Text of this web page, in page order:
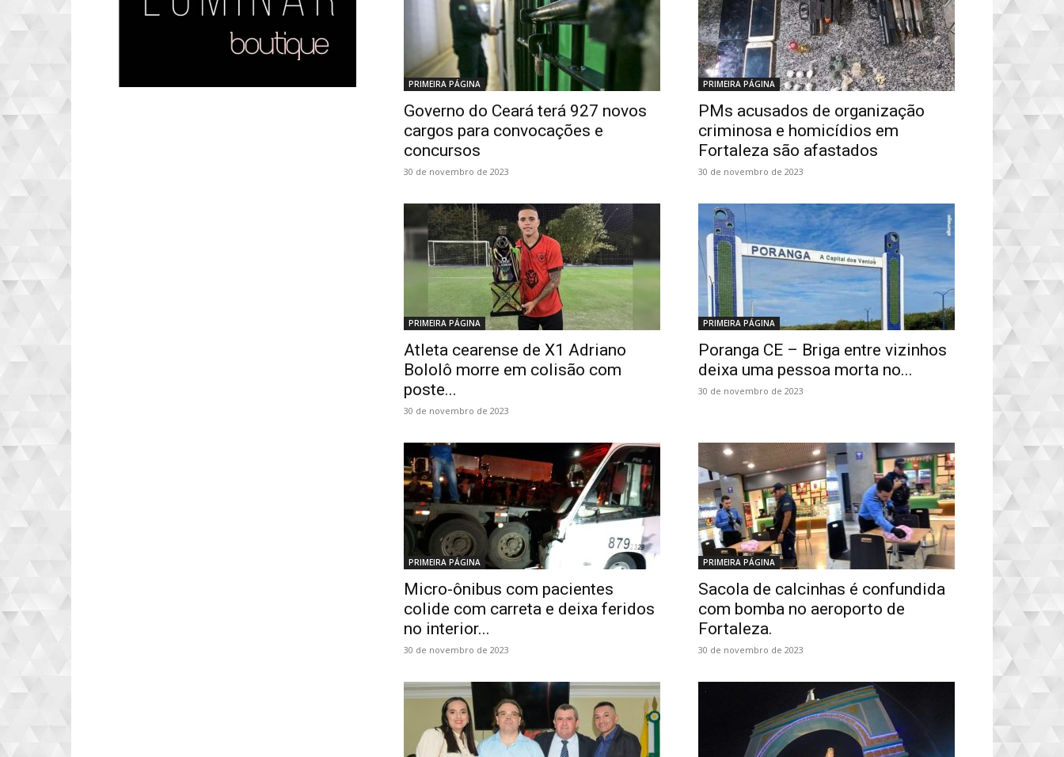
PRIMEIRA PÁGINA
Governo do Ceará terá 927 novos
cargos para convocações e
concursos
30 de novembro de 2023
PRIMEIRA PÁGINA
PMs acusados de organização
criminosa e homicídios em
Fortaleza são afastados
30 de novembro de 2023
PRIMEIRA PÁGINA
Atleta cearense de X1 Adriano
Bololô morre em colisão com
poste...
30 de novembro de 2023
PRIMEIRA PÁGINA
Poranga CE – Briga entre vizinhos
deixa uma pessoa morta no...
30 de novembro de 2023
PRIMEIRA PÁGINA
Micro-ônibus com pacientes
colide com carreta e deixa feridos
no interior...
30 de novembro de 2023
PRIMEIRA PÁGINA
Sacola de calcinhas é confundida
com bomba no aeroporto de
Fortaleza.
30 de novembro de 2023